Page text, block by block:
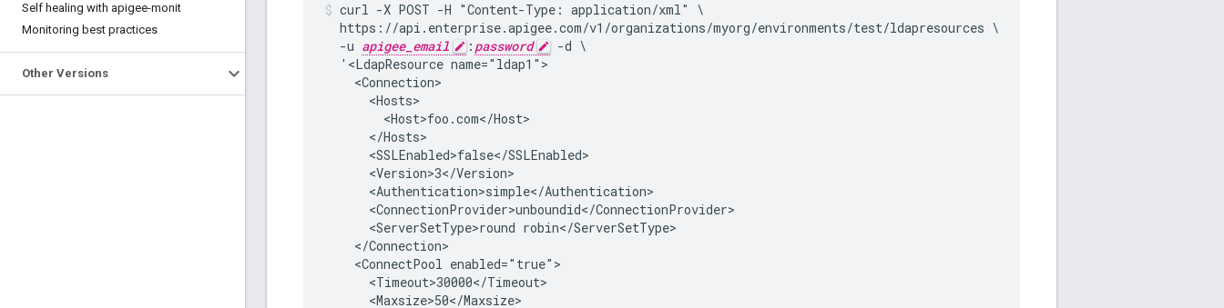
Self healing with apigee-monit
Monitoring best practices
Other Versions
curl -X POST -H "Content-Type: application/xml" \
  https://api.enterprise.apigee.com/v1/organizations/myorg/environments/test/ldapresources \
  -u
apigee_email : password
-d \
  '<LdapResource name="ldap1">
    <Connection>
      <Hosts>
        <Host>foo.com</Host>
      </Hosts>
      <SSLEnabled>false</SSLEnabled>
      <Version>3</Version>
      <Authentication>simple</Authentication>
      <ConnectionProvider>unboundid</ConnectionProvider>
      <ServerSetType>round robin</ServerSetType>
    </Connection>
    <ConnectPool enabled="true">
      <Timeout>30000</Timeout>
      <Maxsize>50</Maxsize>